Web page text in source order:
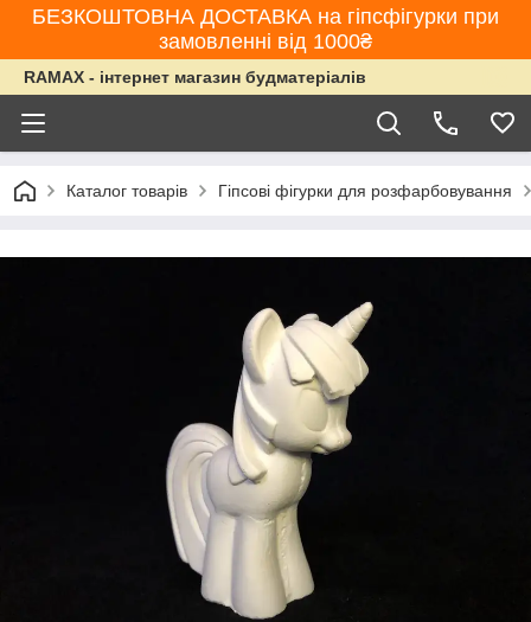
БЕЗКОШТОВНА ДОСТАВКА на гіпсфігурки при
замовленні від 1000₴
RAMAX - інтернет магазин будматеріалів
Каталог товарів Гіпсові фігурки для розфарбовування